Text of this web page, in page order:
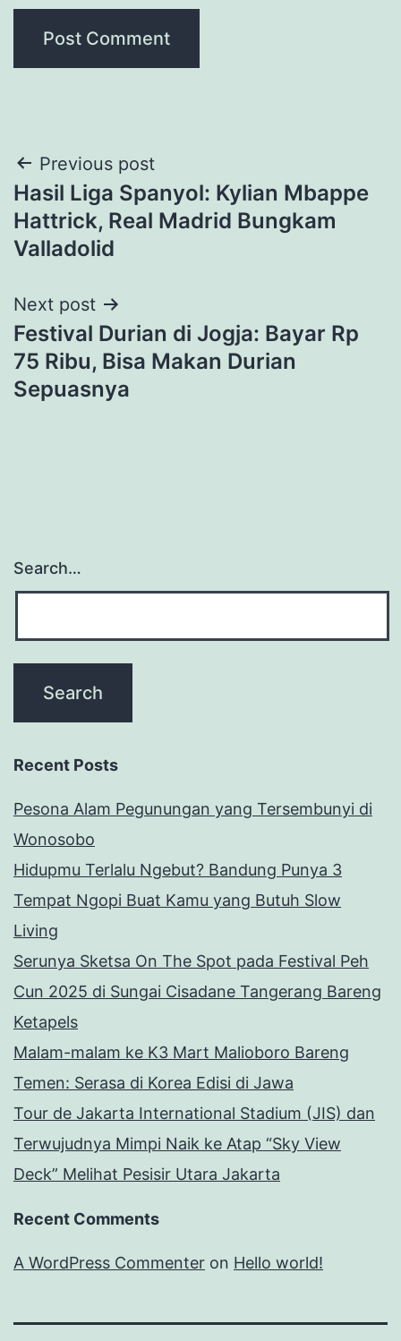
Post
navigation
Previous post
Hasil Liga Spanyol: Kylian Mbappe
Hattrick, Real Madrid Bungkam
Valladolid
Next post
Festival Durian di Jogja: Bayar Rp
75 Ribu, Bisa Makan Durian
Sepuasnya
Search…
Recent Posts
Pesona Alam Pegunungan yang Tersembunyi di
Wonosobo
Hidupmu Terlalu Ngebut? Bandung Punya 3
Tempat Ngopi Buat Kamu yang Butuh Slow
Living
Serunya Sketsa On The Spot pada Festival Peh
Cun 2025 di Sungai Cisadane Tangerang Bareng
Ketapels
Malam-malam ke K3 Mart Malioboro Bareng
Temen: Serasa di Korea Edisi di Jawa
Tour de Jakarta International Stadium (JIS) dan
Terwujudnya Mimpi Naik ke Atap “Sky View
Deck” Melihat Pesisir Utara Jakarta
Recent Comments
A WordPress Commenter on Hello world!